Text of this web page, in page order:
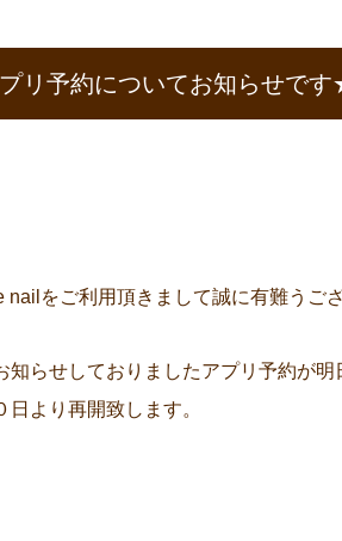
リ予約についてお知らせで
nailをご利用頂きまして誠に有難うござ
知らせしておりましたアプリ予約が明
日より再開致します。